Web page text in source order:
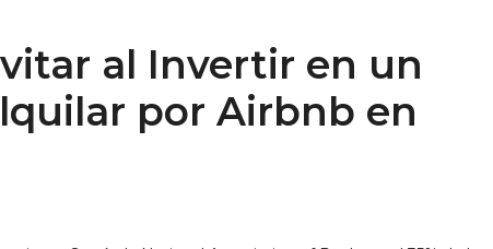
al Invertir en un
por Airbnb en